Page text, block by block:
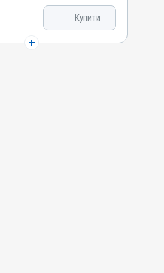
Магнію гіпофосфіт, ХолінуКупити